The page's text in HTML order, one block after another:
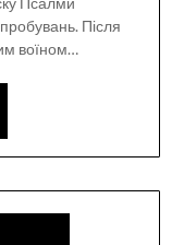
Після
воїном…